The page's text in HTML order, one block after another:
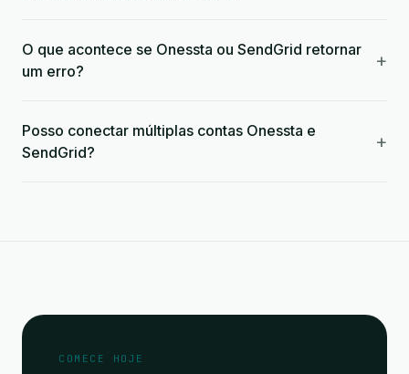
O que acontece se Onessta ou SendGrid retornar
um erro?
+
Posso conectar múltiplas contas Onessta e
SendGrid?
+
COMECE HOJE